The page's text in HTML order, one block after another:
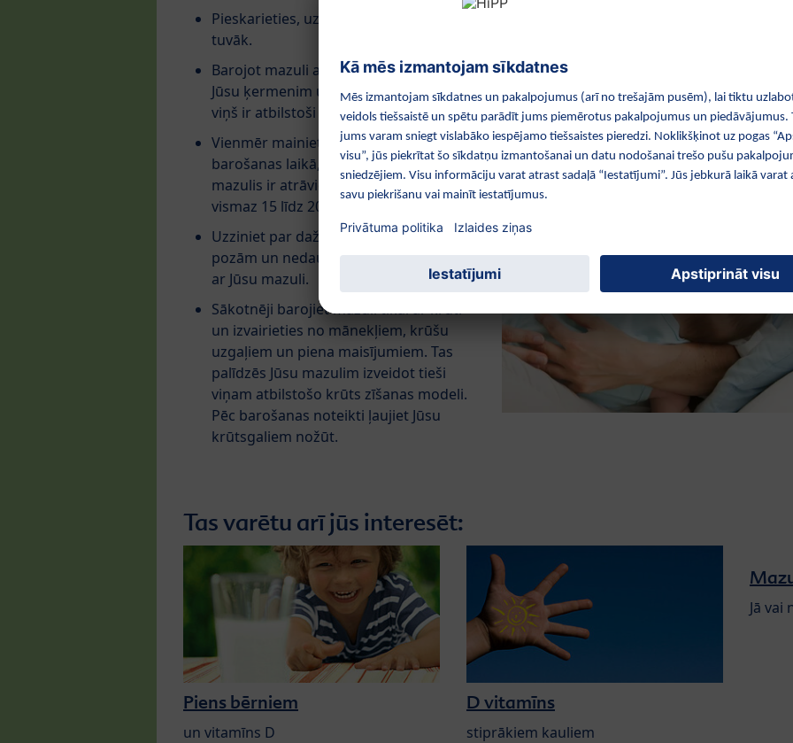
Pieskarieties, uzgaidiet un pievelciet
tuvāk.
Barojot mazuli ar krūti, turiet viņu tuvu
Jūsu ķermenim un pārliecinieties, ka
viņš ir atbilstoši piekļāvies.
Vienmēr mainiet puses krūts
barošanas laikā, bet tikai tad, kad
mazulis ir atrāvies no krūtsgala, pēc
vismaz 15 līdz 20 minūšu zīšanas.
Uzziniet par dažādām krūts barošanas
pozām un nedaudz “papraktizējiet” tās
ar Jūsu mazuli.
Sākotnēji barojiet mazuli tikai ar krūti
un izvairieties no mānekļiem, krūšu
uzgaļiem un piena maisījumiem. Tas
palīdzēs Jūsu mazulim izveidot tieši
viņam atbilstošo krūts zīšanas modeli.
Pēc barošanas noteikti ļaujiet Jūsu
krūtsgaliem nožūt.
Tas varētu arī jūs interesēt:
Piens bērniem
un vitamīns D
D vitamīns
stiprākiem kauliem
Jā vai